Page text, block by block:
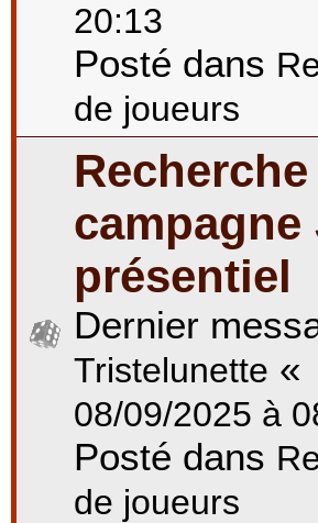
20:13
Posté dans
de joueurs
Recherche
campagne
présentiel
Dernier
Tristelunette «
08/09/2025 à
Posté dans
de joueurs